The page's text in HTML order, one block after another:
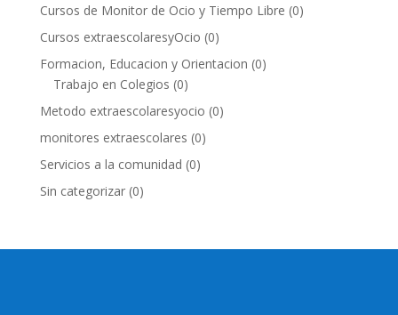
Cursos de Monitor de Ocio y Tiempo Libre (0)
Cursos extraescolaresyOcio (0)
Formacion, Educacion y Orientacion (0)
Trabajo en Colegios (0)
Metodo extraescolaresyocio (0)
monitores extraescolares (0)
Servicios a la comunidad (0)
Sin categorizar (0)